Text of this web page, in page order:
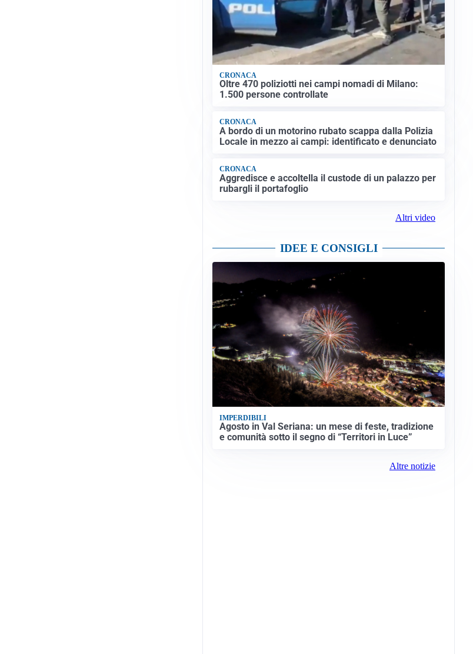
CRONACA
Oltre 470 poliziotti nei campi nomadi di Milano:
1.500 persone controllate
CRONACA
A bordo di un motorino rubato scappa dalla Polizia
Locale in mezzo ai campi: identificato e denunciato
CRONACA
Aggredisce e accoltella il custode di un palazzo per
rubargli il portafoglio
Altri video
IDEE E CONSIGLI
IMPERDIBILI
Agosto in Val Seriana: un mese di feste, tradizione
e comunità sotto il segno di “Territori in Luce”
Altre notizie